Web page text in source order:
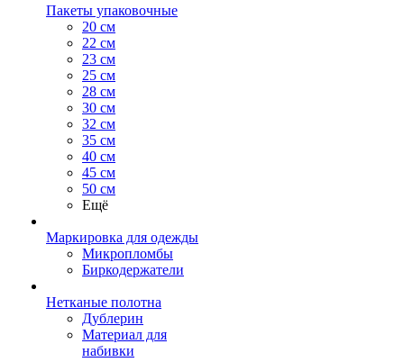
Пакеты упаковочные
20 см
22 см
23 см
25 см
28 см
30 см
32 см
35 см
40 см
45 см
50 см
Ещё
Маркировка для одежды
Микропломбы
Биркодержатели
Нетканые полотна
Дублерин
Материал для
набивки